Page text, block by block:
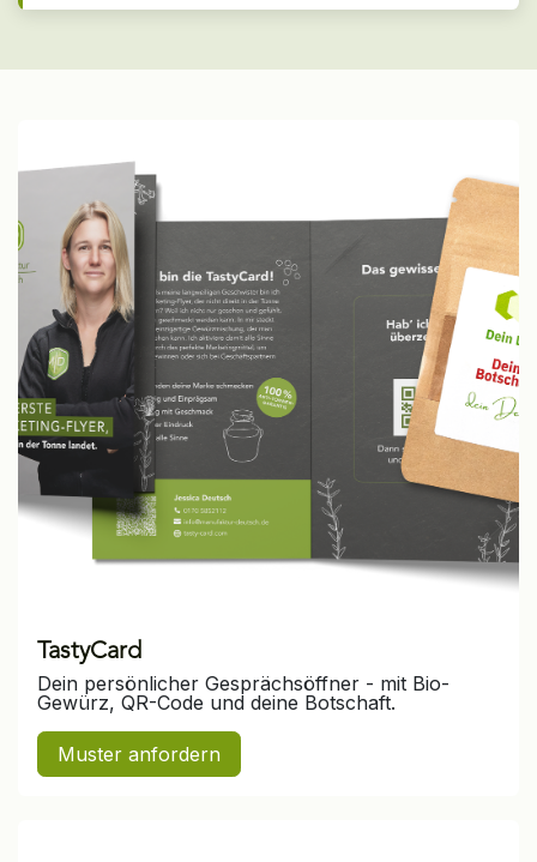
TastyCard
Dein persönlicher Gesprächsöffner - mit Bio-
Gewürz, QR-Code und deine Botschaft.
Muster anfordern